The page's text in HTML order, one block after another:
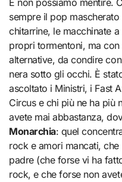
E non possiamo mentire.
sempre il pop
chitarrine, le macchinate
propri tormentoni, ma
alternative, da condire
nera sotto gli occhi. È
ascoltato i Ministri, i Fast
Circus e chi più ne ha più
avete mai abbastanza,
Monarchia: quel
rock e amori mancati,
padre (che forse vi ha
rock, e che forse non